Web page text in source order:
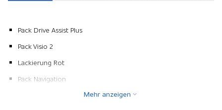
Pack Drive Assist Plus
Pack Visio 2
Lackierung Rot
Pack Navigation
Mehr anzeigen